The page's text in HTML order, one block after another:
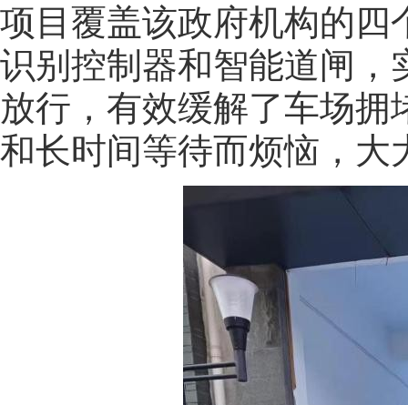
项目覆盖该政府机构的四
识别控制器和智能道闸，
放行，有效缓解了车场
和长时间等待而烦恼，大